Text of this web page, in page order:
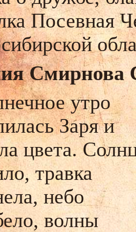
Посевная
Смирнова
утро
Заря и
цвета.
травка
небо
волны